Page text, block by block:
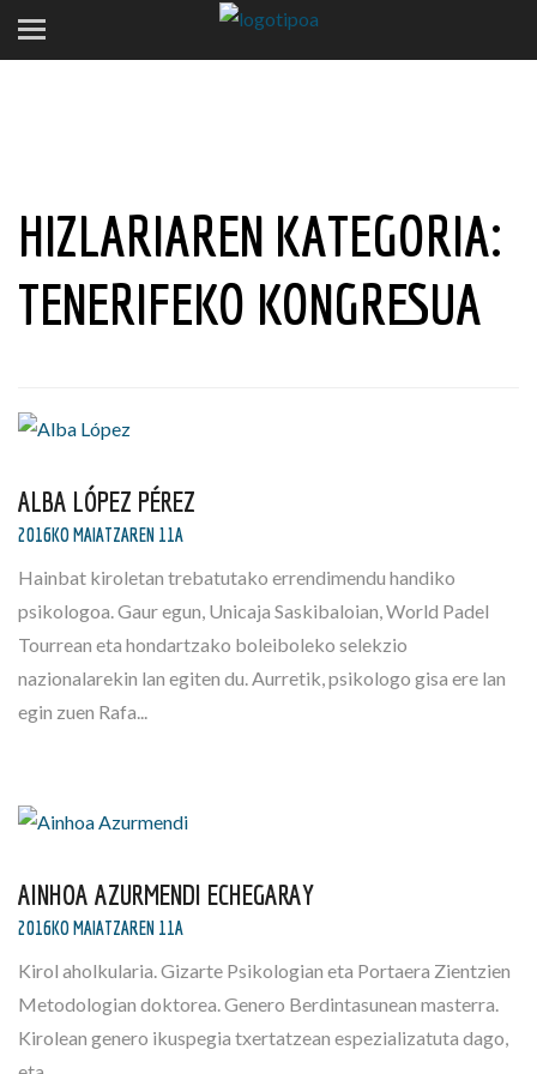
HIZLARIAREN KATEGORIA:
TENERIFEKO KONGRESUA
ALBA LÓPEZ PÉREZ
2016KO MAIATZAREN 11A
Hainbat kiroletan trebatutako errendimendu handiko
psikologoa. Gaur egun, Unicaja Saskibaloian, World Padel
Tourrean eta hondartzako boleiboleko selekzio
nazionalarekin lan egiten du. Aurretik, psikologo gisa ere lan
egin zuen Rafa...
AINHOA AZURMENDI ECHEGARAY
2016KO MAIATZAREN 11A
Kirol aholkularia. Gizarte Psikologian eta Portaera Zientzien
Metodologian doktorea. Genero Berdintasunean masterra.
Kirolean genero ikuspegia txertatzean espezializatuta dago,